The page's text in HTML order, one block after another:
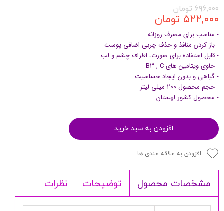
۶۹۶,۰۰۰ تومان
۵۲۲,۰۰۰ تومان
- مناسب برای مصرف روزانه
- باز کردن منافذ و حذف چربی اضافی پوست
- قابل استفاده برای صورت، اطراف چشم و لب
- حاوی ویتامین های B3 , C
- گیاهی و بدون ایجاد حساسیت
- حجم محصول 200 میلی لیتر
- محصول کشور لهستان
افزودن به سبد خرید
افزودن به علاقه مندی ها
مشخصات محصول توضیحات نظرات